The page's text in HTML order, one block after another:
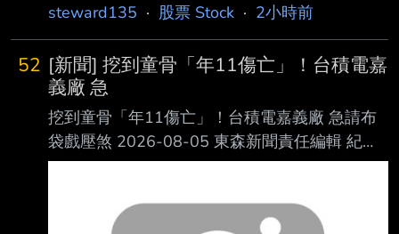
steward135 · 股票 Stock · 2小時前
52 [新聞] 挖到童骨「年11傷亡」！台積電嘉
義廠 急
挖到童骨「年11傷亡」！台積電嘉義廠 急請布
袋戲壓煞 2026-08-05 東森新聞責任編輯 紀心
賢 台積電嘉義廠施工期間，工安事故頻傳。
區的先進封裝廠，在施工期間因為工安事故頻